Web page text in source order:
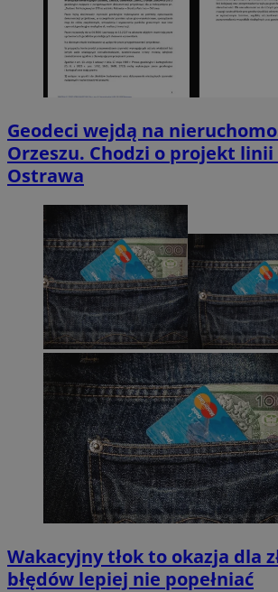
Geodeci wejdą na
Orzeszu. Chodzi o projekt
Ostrawa
Wakacyjny tłok to okazja dla
błędów lepiej nie popełniać